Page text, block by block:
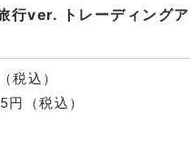
行ver. トレーディングア
税込）
（税込）